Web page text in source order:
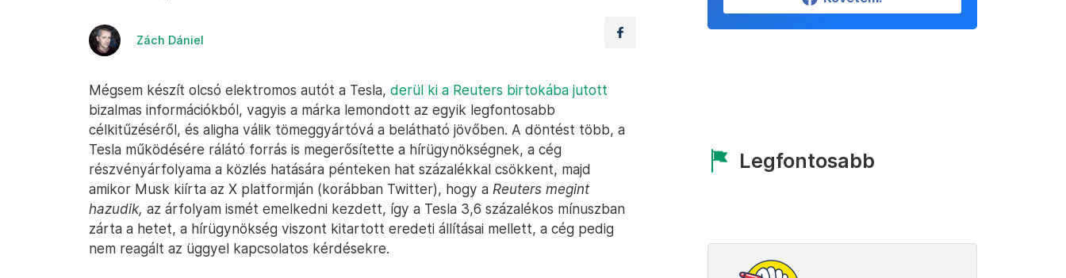
Zách Dániel
Mégsem készít olcsó elektromos autót a Tesla, derül ki a Reuters birtokába jutott
bizalmas információkból, vagyis a márka lemondott az egyik legfontosabb
célkitűzéséről, és aligha válik tömeggyártóvá a belátható jövőben. A döntést több, a
Tesla működésére rálátó forrás is megerősítette a hírügynökségnek, a cég
részvényárfolyama a közlés hatására pénteken hat százalékkal csökkent, majd
amikor Musk kiírta az X platformján (korábban Twitter), hogy a Reuters megint
hazudik, az árfolyam ismét emelkedni kezdett, így a Tesla 3,6 százalékos mínuszban
zárta a hetet, a hírügynökség viszont kitartott eredeti állításai mellett, a cég pedig
nem reagált az üggyel kapcsolatos kérdésekre.
Legfontosabb